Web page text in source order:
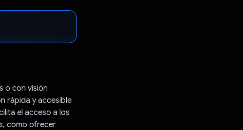
o con visión
rápida y accesible
el acceso a los
como ofrecer